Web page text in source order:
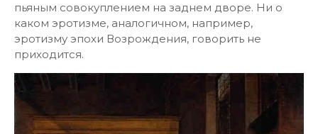
пьяным совокуплением на заднем дворе. Ни о
каком эротизме, аналогичном, например,
эротизму эпохи Возрождения, говорить не
приходится.